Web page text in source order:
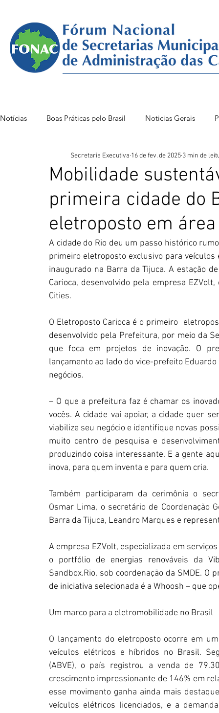
Notícias Boas Práticas pelo Brasil Noticias Gerais
FONAC 85 VITÓRIA FONAC86BSB FONAC 84
Mobilidade
primeira cidade do
eletroposto em
Secretaria Executiva 16 de fev. de 2025 3 min de
A cidade do Rio deu um passo histórico
primeiro eletroposto exclusivo para
inaugurado na Barra da Tijuca. A estação
Carioca, desenvolvido pela empresa
Cities.
O Eletroposto Carioca é o primeiro
desenvolvido pela Prefeitura, por meio da
que foca em projetos de inovação. O
lançamento ao lado do vice-prefeito
negócios.
– O que a prefeitura faz é chamar os
vocês. A cidade vai apoiar, a cidade quer
viabilize seu negócio e identifique novas
muito centro de pesquisa e
produzindo coisa interessante. E a gente
inova, para quem inventa e para quem cria.
Também participaram da cerimônia o
Osmar Lima, o secretário de Coordenação
Barra da Tijuca, Leandro Marques e
A empresa EZVolt, especializada em
o portfólio de energias renováveis da
Sandbox.Rio, sob coordenação da SMDE.
de iniciativa selecionada é a Whoosh – que
Um marco para a eletromobilidade no Brasil
O lançamento do eletroposto ocorre em
veículos elétricos e híbridos no Brasil.
(ABVE), o país registrou a venda de
crescimento impressionante de 146% em
esse movimento ganha ainda mais
veículos elétricos licenciados, e a